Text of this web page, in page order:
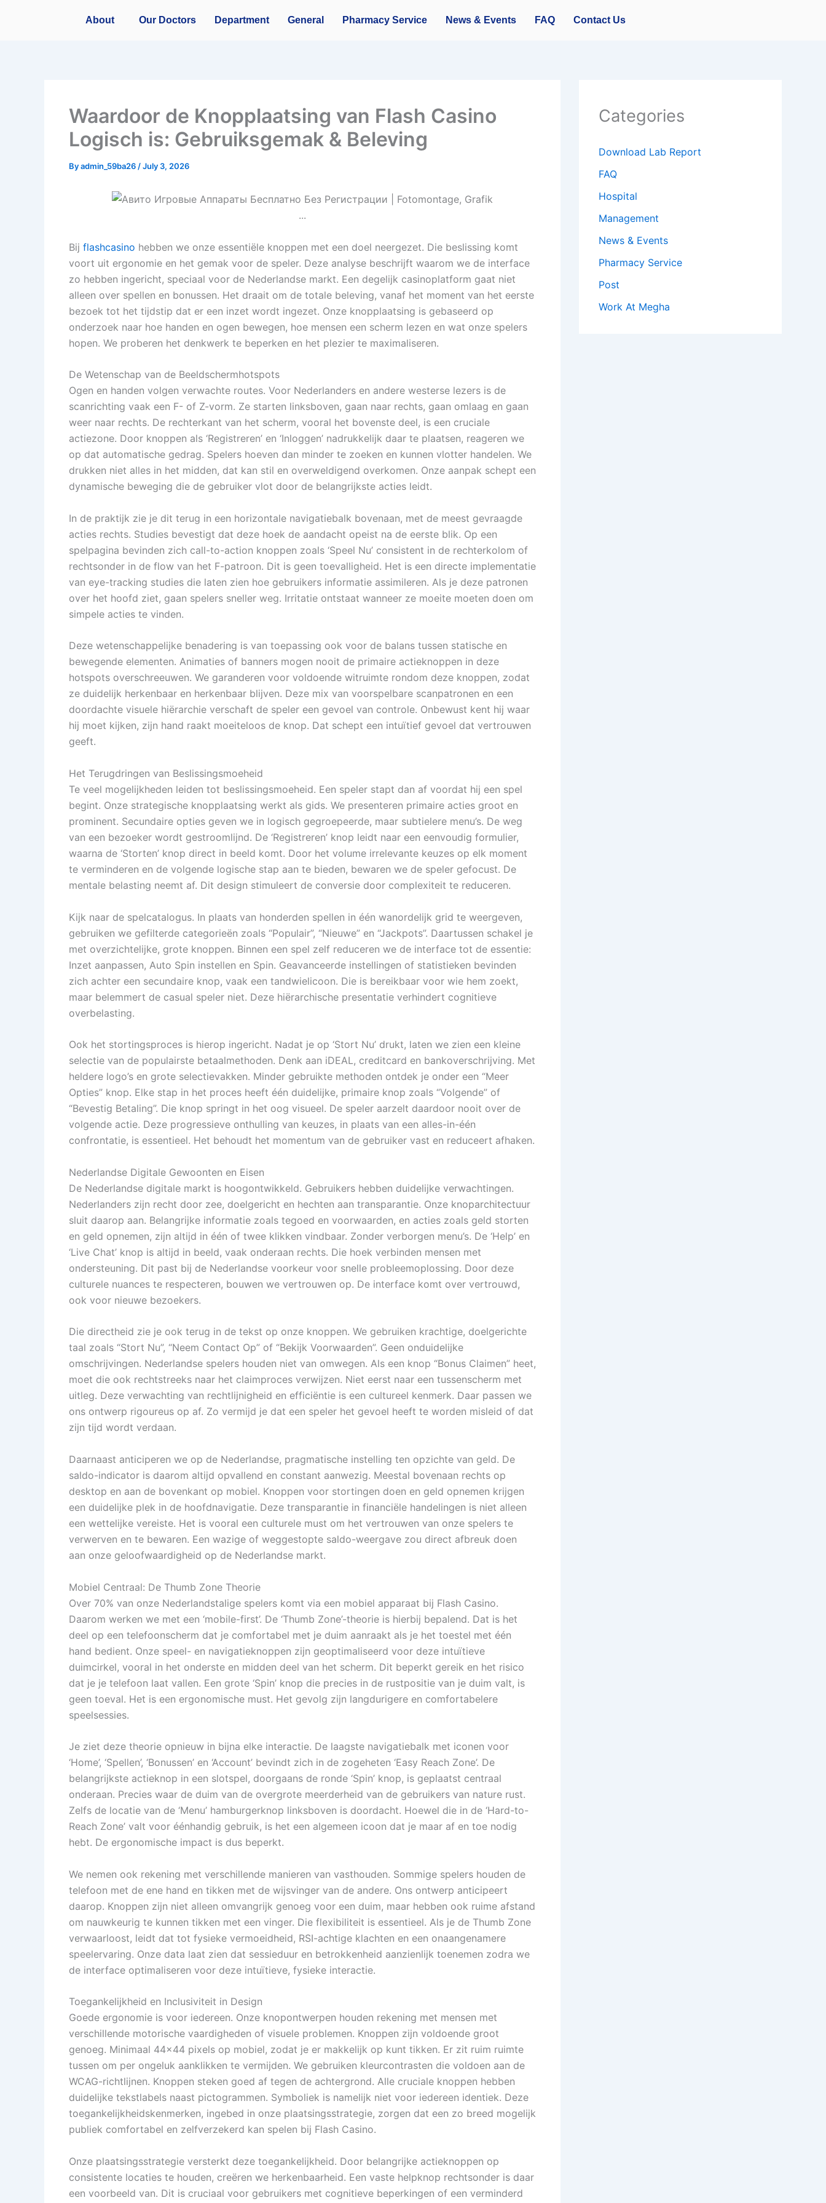
About Our Doctors Department General Pharmacy Service News & Events FAQ Contact Us
Waardoor de Knopplaatsing van Flash Casino
Logisch is: Gebruiksgemak & Beleving
Byadmin_59ba26 /July 3, 2026
Bij flashcasino hebben we onze essentiële knoppen met een doel neergezet. Die beslissing komt
voort uit ergonomie en het gemak voor de speler. Deze analyse beschrijft waarom we de interface
zo hebben ingericht, speciaal voor de Nederlandse markt. Een degelijk casinoplatform gaat niet
alleen over spellen en bonussen. Het draait om de totale beleving, vanaf het moment van het eerste
bezoek tot het tijdstip dat er een inzet wordt ingezet. Onze knopplaatsing is gebaseerd op
onderzoek naar hoe handen en ogen bewegen, hoe mensen een scherm lezen en wat onze spelers
hopen. We proberen het denkwerk te beperken en het plezier te maximaliseren.
De Wetenschap van de Beeldschermhotspots
Ogen en handen volgen verwachte routes. Voor Nederlanders en andere westerse lezers is de
scanrichting vaak een F- of Z-vorm. Ze starten linksboven, gaan naar rechts, gaan omlaag en gaan
weer naar rechts. De rechterkant van het scherm, vooral het bovenste deel, is een cruciale
actiezone. Door knoppen als ‘Registreren’ en ‘Inloggen’ nadrukkelijk daar te plaatsen, reageren we
op dat automatische gedrag. Spelers hoeven dan minder te zoeken en kunnen vlotter handelen. We
drukken niet alles in het midden, dat kan stil en overweldigend overkomen. Onze aanpak schept een
dynamische beweging die de gebruiker vlot door de belangrijkste acties leidt.
In de praktijk zie je dit terug in een horizontale navigatiebalk bovenaan, met de meest gevraagde
acties rechts. Studies bevestigt dat deze hoek de aandacht opeist na de eerste blik. Op een
spelpagina bevinden zich call-to-action knoppen zoals ‘Speel Nu’ consistent in de rechterkolom of
rechtsonder in de flow van het F-patroon. Dit is geen toevalligheid. Het is een directe implementatie
van eye-tracking studies die laten zien hoe gebruikers informatie assimileren. Als je deze patronen
over het hoofd ziet, gaan spelers sneller weg. Irritatie ontstaat wanneer ze moeite moeten doen om
simpele acties te vinden.
Deze wetenschappelijke benadering is van toepassing ook voor de balans tussen statische en
bewegende elementen. Animaties of banners mogen nooit de primaire actieknoppen in deze
hotspots overschreeuwen. We garanderen voor voldoende witruimte rondom deze knoppen, zodat
ze duidelijk herkenbaar en herkenbaar blijven. Deze mix van voorspelbare scanpatronen en een
doordachte visuele hiërarchie verschaft de speler een gevoel van controle. Onbewust kent hij waar
hij moet kijken, zijn hand raakt moeiteloos de knop. Dat schept een intuïtief gevoel dat vertrouwen
geeft.
Het Terugdringen van Beslissingsmoeheid
Te veel mogelijkheden leiden tot beslissingsmoeheid. Een speler stapt dan af voordat hij een spel
begint. Onze strategische knopplaatsing werkt als gids. We presenteren primaire acties groot en
prominent. Secundaire opties geven we in logisch gegroepeerde, maar subtielere menu’s. De weg
van een bezoeker wordt gestroomlijnd. De ‘Registreren’ knop leidt naar een eenvoudig formulier,
waarna de ‘Storten’ knop direct in beeld komt. Door het volume irrelevante keuzes op elk moment
te verminderen en de volgende logische stap aan te bieden, bewaren we de speler gefocust. De
mentale belasting neemt af. Dit design stimuleert de conversie door complexiteit te reduceren.
Kijk naar de spelcatalogus. In plaats van honderden spellen in één wanordelijk grid te weergeven,
gebruiken we gefilterde categorieën zoals “Populair”, “Nieuwe” en “Jackpots”. Daartussen schakel je
met overzichtelijke, grote knoppen. Binnen een spel zelf reduceren we de interface tot de essentie:
Inzet aanpassen, Auto Spin instellen en Spin. Geavanceerde instellingen of statistieken bevinden
zich achter een secundaire knop, vaak een tandwielicoon. Die is bereikbaar voor wie hem zoekt,
maar belemmert de casual speler niet. Deze hiërarchische presentatie verhindert cognitieve
overbelasting.
Ook het stortingsproces is hierop ingericht. Nadat je op ‘Stort Nu’ drukt, laten we zien een kleine
selectie van de populairste betaalmethoden. Denk aan iDEAL, creditcard en bankoverschrijving. Met
heldere logo’s en grote selectievakken. Minder gebruikte methoden ontdek je onder een “Meer
Opties” knop. Elke stap in het proces heeft één duidelijke, primaire knop zoals “Volgende” of
“Bevestig Betaling”. Die knop springt in het oog visueel. De speler aarzelt daardoor nooit over de
volgende actie. Deze progressieve onthulling van keuzes, in plaats van een alles-in-één
confrontatie, is essentieel. Het behoudt het momentum van de gebruiker vast en reduceert afhaken.
Nederlandse Digitale Gewoonten en Eisen
De Nederlandse digitale markt is hoogontwikkeld. Gebruikers hebben duidelijke verwachtingen.
Nederlanders zijn recht door zee, doelgericht en hechten aan transparantie. Onze knoparchitectuur
sluit daarop aan. Belangrijke informatie zoals tegoed en voorwaarden, en acties zoals geld storten
en geld opnemen, zijn altijd in één of twee klikken vindbaar. Zonder verborgen menu’s. De ‘Help’ en
‘Live Chat’ knop is altijd in beeld, vaak onderaan rechts. Die hoek verbinden mensen met
ondersteuning. Dit past bij de Nederlandse voorkeur voor snelle probleemoplossing. Door deze
culturele nuances te respecteren, bouwen we vertrouwen op. De interface komt over vertrouwd,
ook voor nieuwe bezoekers.
Die directheid zie je ook terug in de tekst op onze knoppen. We gebruiken krachtige, doelgerichte
taal zoals “Stort Nu”, “Neem Contact Op” of “Bekijk Voorwaarden”. Geen onduidelijke
omschrijvingen. Nederlandse spelers houden niet van omwegen. Als een knop “Bonus Claimen” heet,
moet die ook rechtstreeks naar het claimproces verwijzen. Niet eerst naar een tussenscherm met
uitleg. Deze verwachting van rechtlijnigheid en efficiëntie is een cultureel kenmerk. Daar passen we
ons ontwerp rigoureus op af. Zo vermijd je dat een speler het gevoel heeft te worden misleid of dat
zijn tijd wordt verdaan.
Daarnaast anticiperen we op de Nederlandse, pragmatische instelling ten opzichte van geld. De
saldo-indicator is daarom altijd opvallend en constant aanwezig. Meestal bovenaan rechts op
desktop en aan de bovenkant op mobiel. Knoppen voor stortingen doen en geld opnemen krijgen
een duidelijke plek in de hoofdnavigatie. Deze transparantie in financiële handelingen is niet alleen
een wettelijke vereiste. Het is vooral een culturele must om het vertrouwen van onze spelers te
verwerven en te bewaren. Een wazige of weggestopte saldo-weergave zou direct afbreuk doen
aan onze geloofwaardigheid op de Nederlandse markt.
Mobiel Centraal: De Thumb Zone Theorie
Over 70% van onze Nederlandstalige spelers komt via een mobiel apparaat bij Flash Casino.
Daarom werken we met een ‘mobile-first’. De ‘Thumb Zone’-theorie is hierbij bepalend. Dat is het
deel op een telefoonscherm dat je comfortabel met je duim aanraakt als je het toestel met één
hand bedient. Onze speel- en navigatieknoppen zijn geoptimaliseerd voor deze intuïtieve
duimcirkel, vooral in het onderste en midden deel van het scherm. Dit beperkt gereik en het risico
dat je je telefoon laat vallen. Een grote ‘Spin’ knop die precies in de rustpositie van je duim valt, is
geen toeval. Het is een ergonomische must. Het gevolg zijn langdurigere en comfortabelere
speelsessies.
Je ziet deze theorie opnieuw in bijna elke interactie. De laagste navigatiebalk met iconen voor
‘Home’, ‘Spellen’, ‘Bonussen’ en ‘Account’ bevindt zich in de zogeheten ‘Easy Reach Zone’. De
belangrijkste actieknop in een slotspel, doorgaans de ronde ‘Spin’ knop, is geplaatst centraal
onderaan. Precies waar de duim van de overgrote meerderheid van de gebruikers van nature rust.
Zelfs de locatie van de ‘Menu’ hamburgerknop linksboven is doordacht. Hoewel die in de ‘Hard-to-
Reach Zone’ valt voor éénhandig gebruik, is het een algemeen icoon dat je maar af en toe nodig
hebt. De ergonomische impact is dus beperkt.
We nemen ook rekening met verschillende manieren van vasthouden. Sommige spelers houden de
telefoon met de ene hand en tikken met de wijsvinger van de andere. Ons ontwerp anticipeert
daarop. Knoppen zijn niet alleen omvangrijk genoeg voor een duim, maar hebben ook ruime afstand
om nauwkeurig te kunnen tikken met een vinger. Die flexibiliteit is essentieel. Als je de Thumb Zone
verwaarloost, leidt dat tot fysieke vermoeidheid, RSI-achtige klachten en een onaangenamere
speelervaring. Onze data laat zien dat sessieduur en betrokkenheid aanzienlijk toenemen zodra we
de interface optimaliseren voor deze intuïtieve, fysieke interactie.
Toegankelijkheid en Inclusiviteit in Design
Goede ergonomie is voor iedereen. Onze knopontwerpen houden rekening met mensen met
verschillende motorische vaardigheden of visuele problemen. Knoppen zijn voldoende groot
genoeg. Minimaal 44×44 pixels op mobiel, zodat je er makkelijk op kunt tikken. Er zit ruim ruimte
tussen om per ongeluk aanklikken te vermijden. We gebruiken kleurcontrasten die voldoen aan de
WCAG-richtlijnen. Knoppen steken goed af tegen de achtergrond. Alle cruciale knoppen hebben
duidelijke tekstlabels naast pictogrammen. Symboliek is namelijk niet voor iedereen identiek. Deze
toegankelijkheidskenmerken, ingebed in onze plaatsingsstrategie, zorgen dat een zo breed mogelijk
publiek comfortabel en zelfverzekerd kan spelen bij Flash Casino.
Onze plaatsingsstrategie versterkt deze toegankelijkheid. Door belangrijke actieknoppen op
consistente locaties te houden, creëren we herkenbaarheid. Een vaste helpknop rechtsonder is daar
een voorbeeld van. Dit is cruciaal voor gebruikers met cognitieve beperkingen of een verminderd
Categories
Download Lab Report
FAQ
Hospital
Management
News & Events
Pharmacy Service
Post
Work At Megha